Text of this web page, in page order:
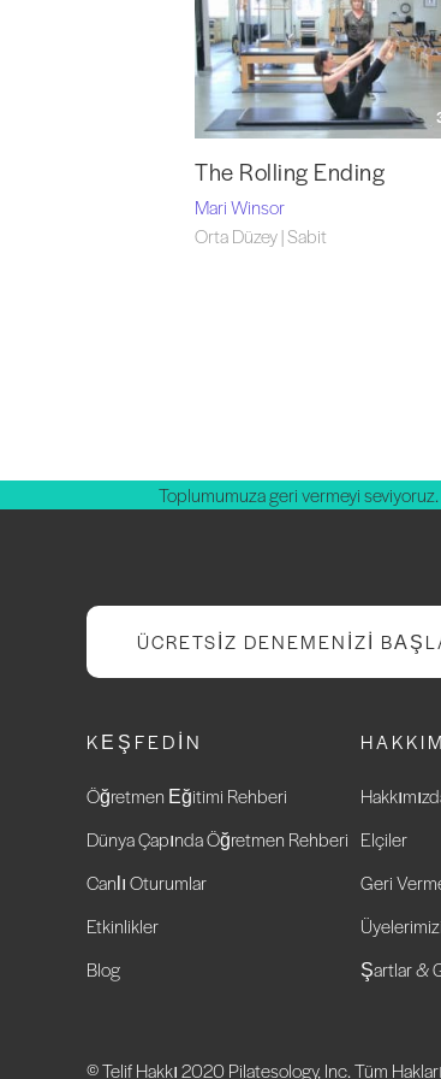
The Rolling Ending
Mari Winsor
Orta Düzey | Sabit
Toplumumuza geri vermeyi
ÜCRETSIZ DENEMENIZI
KEŞFEDIN
Öğretmen Eğitimi Rehberi
Dünya Çapında Öğretmen Rehberi
Canlı Oturumlar
Etkinlikler
Blog
Elçiler
Geri
Şartlar &
© Telif Hakkı 2020 Pilatesology, Inc. Tüm